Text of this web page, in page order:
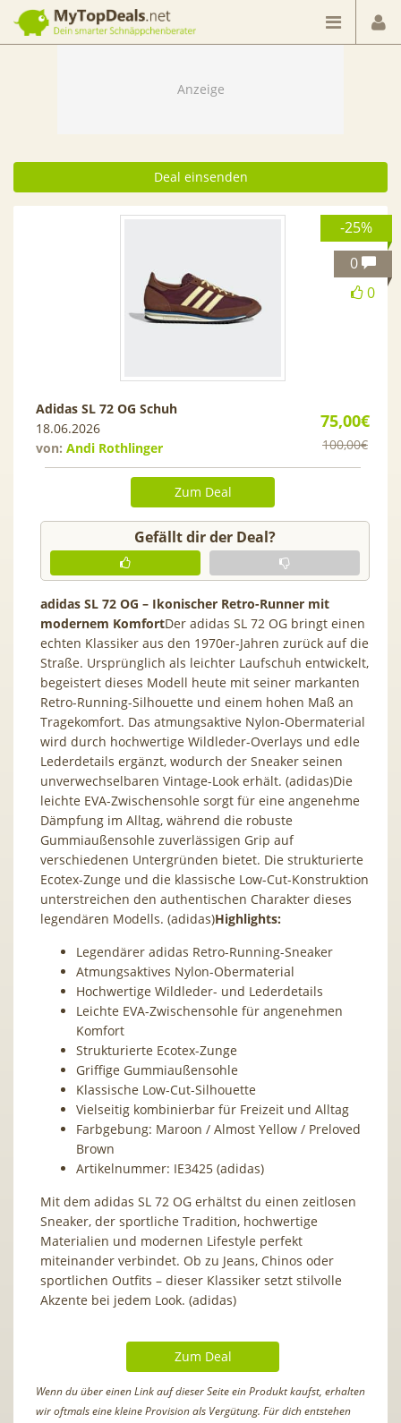
Dein smarter Schnäppchenberater
Deal einsenden
-25%
0
0
75,00€
100,00€
Adidas SL 72 OG Schuh
18.06.2026
von: Andi Rothlinger
Zum Deal
Gefällt dir der Deal?
adidas SL 72 OG – Ikonischer Retro-Runner mit
modernem KomfortDer adidas SL 72 OG bringt einen
echten Klassiker aus den 1970er-Jahren zurück auf die
Straße. Ursprünglich als leichter Laufschuh entwickelt,
begeistert dieses Modell heute mit seiner markanten
Retro-Running-Silhouette und einem hohen Maß an
Tragekomfort. Das atmungsaktive Nylon-Obermaterial
wird durch hochwertige Wildleder-Overlays und edle
Lederdetails ergänzt, wodurch der Sneaker seinen
unverwechselbaren Vintage-Look erhält. (adidas)Die
leichte EVA-Zwischensohle sorgt für eine angenehme
Dämpfung im Alltag, während die robuste
Gummiaußensohle zuverlässigen Grip auf
verschiedenen Untergründen bietet. Die strukturierte
Ecotex-Zunge und die klassische Low-Cut-Konstruktion
unterstreichen den authentischen Charakter dieses
legendären Modells. (adidas)Highlights:
Legendärer adidas Retro-Running-Sneaker
Atmungsaktives Nylon-Obermaterial
Hochwertige Wildleder- und Lederdetails
Leichte EVA-Zwischensohle für angenehmen
Komfort
Strukturierte Ecotex-Zunge
Griffige Gummiaußensohle
Klassische Low-Cut-Silhouette
Vielseitig kombinierbar für Freizeit und Alltag
Farbgebung: Maroon / Almost Yellow / Preloved
Brown
Artikelnummer: IE3425 (adidas)
Mit dem adidas SL 72 OG erhältst du einen zeitlosen
Sneaker, der sportliche Tradition, hochwertige
Materialien und modernen Lifestyle perfekt
miteinander verbindet. Ob zu Jeans, Chinos oder
sportlichen Outfits – dieser Klassiker setzt stilvolle
Akzente bei jedem Look. (adidas)
Zum Deal
Wenn du über einen Link auf dieser Seite ein Produkt kaufst, erhalten
wir oftmals eine kleine Provision als Vergütung. Für dich entstehen